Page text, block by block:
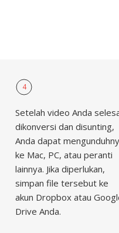
4
Setelah video Anda
dikonversi dan disunting,
Anda dapat
ke Mac, PC, atau peranti
lainnya. Jika diperlukan,
simpan file tersebut ke
akun Dropbox atau
Drive Anda.